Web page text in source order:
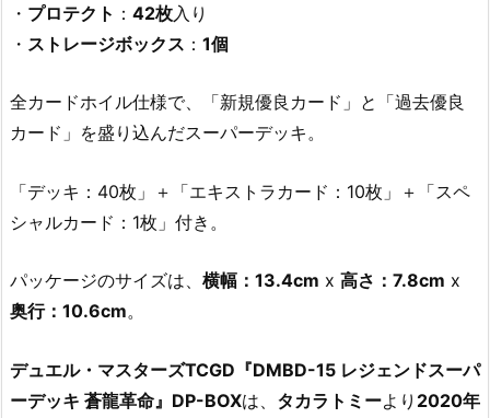
・ プロテクト ： 42枚入り
・ ストレージボックス ： 1個
全カードホイル仕様で、「新規優良カード」と「過去優良
カード」を盛り込んだスーパーデッキ。
「デッキ：40枚」＋「エキストラカード：10枚」＋「スペ
シャルカード：1枚」付き。
パッケージのサイズは、 横幅：13.4cm x 高さ：7.8cm x
奥行：10.6cm。
デュエル・マスターズTCGD『DMBD-15 レジェンドスーパ
ーデッキ 蒼龍革命』DP-BOXは、 タカラトミーより 2020年